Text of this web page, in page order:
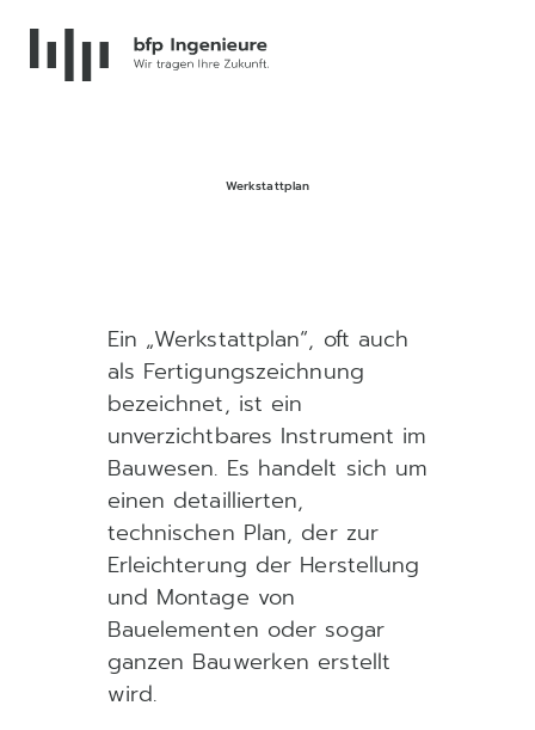
Werkstattplan
Ein „Werkstattplan“, oft auch
als Fertigungszeichnung
bezeichnet, ist ein
unverzichtbares Instrument im
Bauwesen. Es handelt sich um
einen detaillierten,
technischen Plan, der zur
Erleichterung der Herstellung
und Montage von
Bauelementen oder sogar
ganzen Bauwerken erstellt
wird.